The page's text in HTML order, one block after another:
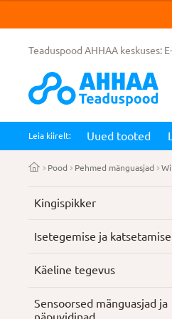
Teaduspood AHHAA keskuses:
Leia kiirelt: Uued tooted
Pood Pehmed mänguasjad
Kingispikker
Isetegemise ja
Käeline tegevus
Sensoorsed mänguasjad ja